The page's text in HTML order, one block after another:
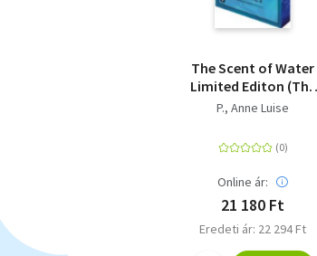
The Scent of Water
Limited Editon (The
Wrong Scents: Roman
P., Anne Luise
Online ár:
21 180 Ft
Eredeti ár: 22 294 Ft